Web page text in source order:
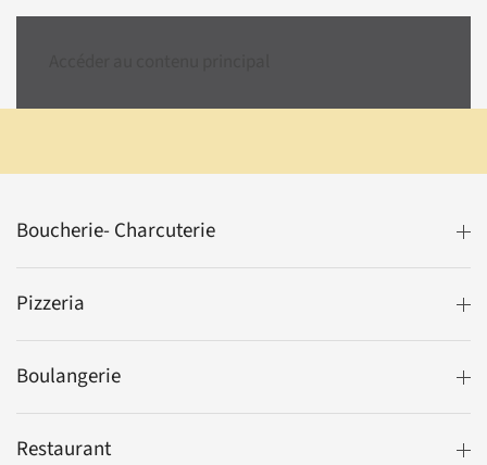
Boucherie- Charcuterie
Pizzeria
Boulangerie
Restaurant